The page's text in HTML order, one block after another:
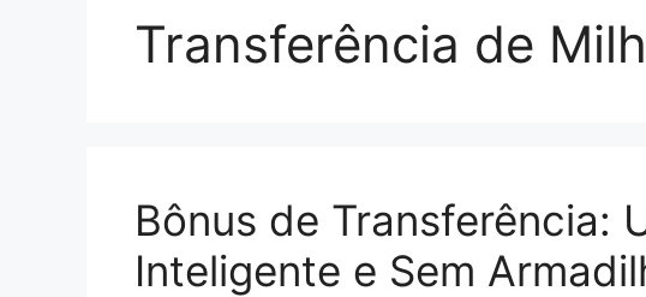
Transferência de
Bônus de Transferência:
Inteligente e Sem